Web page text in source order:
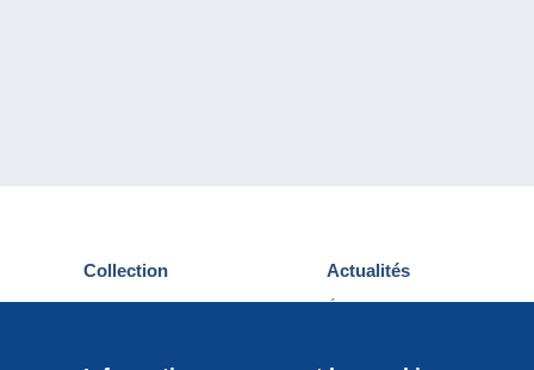
Collection
Cartes postales
Actualités
Événements Delcampe